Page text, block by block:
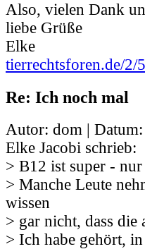
Also, vielen Dank
liebe Grüße
Elke
tierrechtsforen.de/2/
Re: Ich noch mal
Autor: dom | Datum:
Elke Jacobi schrieb:
> B12 ist super -
> Manche Leute
wissen
> gar nicht, dass die
> Ich habe gehört,